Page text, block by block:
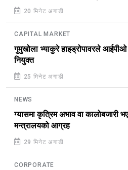
20 मिनेट अगाडी
CAPITAL MARKET
गुमुखोला भ्याकुरे हाइड्रोपावरले आईपीओ
नियुक्त
25 मिनेट अगाडी
NEWS
ग्यासमा कृत्रिम अभाव वा कालोबजारी
मन्त्रालयको आग्रह
29 मिनेट अगाडी
CORPORATE